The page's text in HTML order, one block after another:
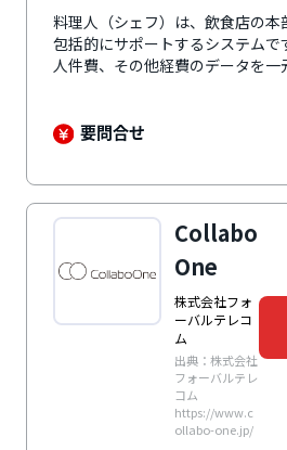
料理人（シェフ）は、飲食店の本
包括的にサポートするシステムで
人件費、その他経費のデータを一
に把握することで、迅速な経営
仕入・棚卸や勤怠管理の情報を
舗の自立性と素早い対応を促進し
理を通じて店舗運営のスピードア
の向上に寄与します。
要問合せ
Collabo
One
株式会社フォ
ーバルテレコ
ム
出典：株式会社
フォーバルテレ
コム
https://www.c
ollabo-one.jp/